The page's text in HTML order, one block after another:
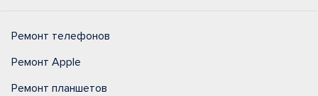
Ремонт телефонов
Ремонт Apple
Ремонт планшетов